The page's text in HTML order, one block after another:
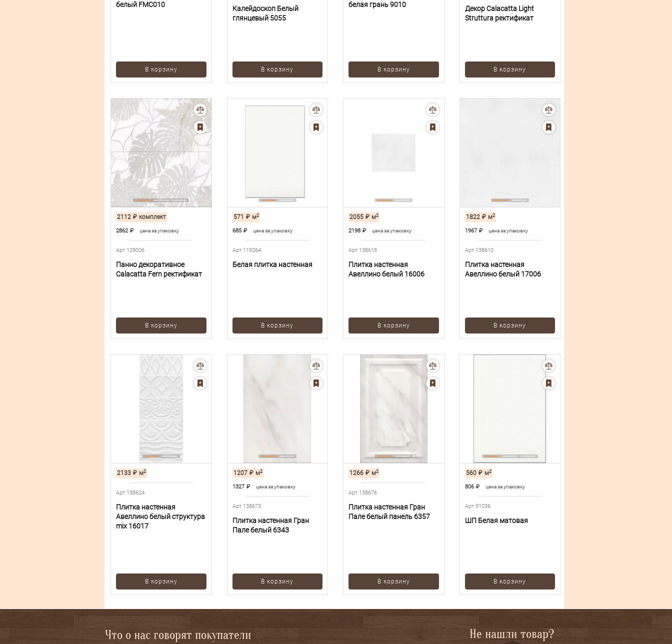
белый FMC010
В корзину
Калейдоскоп Белый
глянцевый 5055
В корзину
белая грань 9010
В корзину
Декор Calacatta Light
Struttura ректификат
В корзину
2112 ₽ комплект
2862 ₽ цена за упаковку
Арт.129006
Панно декоративное
Calacatta Fern ректификат
В корзину
571 ₽ м2
685 ₽ цена за упаковку
Арт.119264
Белая плитка настенная
В корзину
2055 ₽ м2
2198 ₽ цена за упаковку
Арт.138618
Плитка настенная
Авеллино белый 16006
В корзину
1822 ₽ м2
1967 ₽ цена за упаковку
Арт.138610
Плитка настенная
Авеллино белый 17006
В корзину
2133 ₽ м2
Арт.138624
Плитка настенная
Авеллино белый структура
mix 16017
В корзину
1207 ₽ м2
1327 ₽ цена за упаковку
Арт.138673
Плитка настенная Гран
Пале белый 6343
В корзину
1266 ₽ м2
Арт.138676
Плитка настенная Гран
Пале белый панель 6357
В корзину
560 ₽ м2
806 ₽ цена за упаковку
Арт.91036
ШП Белая матовая
В корзину
Что о нас говорят покупатели Не нашли товар?